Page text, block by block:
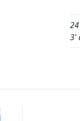
3'